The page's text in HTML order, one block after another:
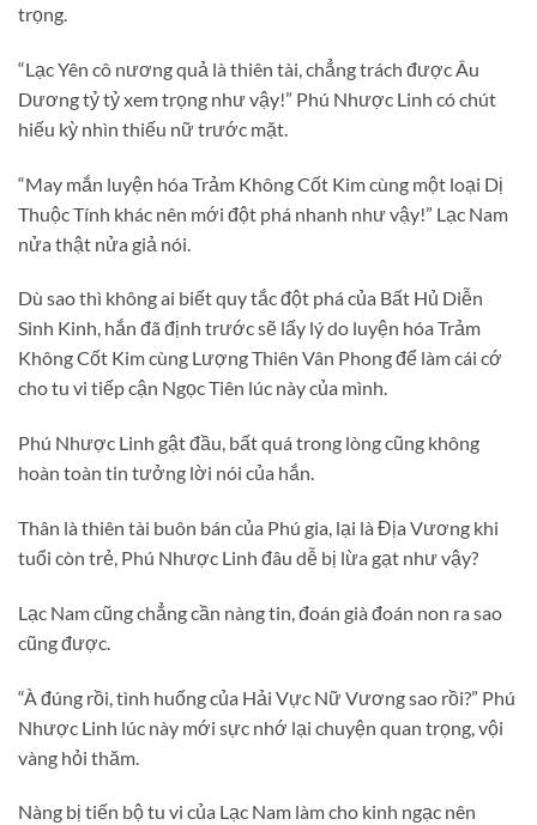
trọng.
“Lạc Yên cô nương quả là thiên tài, chẳng trách được Âu
Dương tỷ tỷ xem trọng như vậy!” Phú Nhược Linh có chút
hiếu kỳ nhìn thiếu nữ trước mặt.
“May mắn luyện hóa Trảm Không Cốt Kim cùng một loại Dị
Thuộc Tính khác nên mới đột phá nhanh như vậy!” Lạc Nam
nửa thật nửa giả nói.
Dù sao thì không ai biết quy tắc đột phá của Bất Hủ Diễn
Sinh Kinh, hắn đã định trước sẽ lấy lý do luyện hóa Trảm
Không Cốt Kim cùng Lượng Thiên Vân Phong để làm cái cớ
cho tu vi tiếp cận Ngọc Tiên lúc này của mình.
Phú Nhược Linh gật đầu, bất quá trong lòng cũng không
hoàn toàn tin tưởng lời nói của hắn.
Thân là thiên tài buôn bán của Phú gia, lại là Địa Vương khi
tuổi còn trẻ, Phú Nhược Linh đâu dễ bị lừa gạt như vậy?
Lạc Nam cũng chẳng cần nàng tin, đoán già đoán non ra sao
cũng được.
“À đúng rồi, tình huống của Hải Vực Nữ Vương sao rồi?” Phú
Nhược Linh lúc này mới sực nhớ lại chuyện quan trọng, vội
vàng hỏi thăm.
Nàng bị tiến bộ tu vi của Lạc Nam làm cho kinh ngạc nên